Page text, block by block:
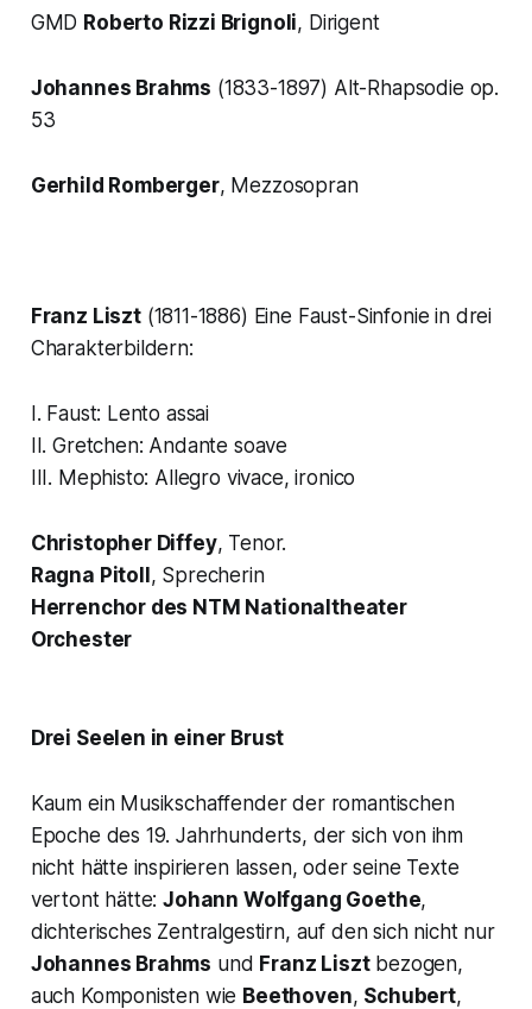
GMD Roberto Rizzi Brignoli, Dirigent
Johannes Brahms (1833-1897) Alt-Rhapsodie op.
53
Gerhild Romberger, Mezzosopran
Franz Liszt(1811-1886) Eine Faust-Sinfonie in drei
Charakterbildern:
I. Faust: Lento assai
II. Gretchen: Andante soave
III. Mephisto: Allegro vivace, ironico
Christopher Diffey, Tenor.
Ragna Pitoll, Sprecherin
Herrenchor des NTM Nationaltheater
Orchester
Drei Seelen in einer Brust
Kaum ein Musikschaffender der romantischen
Epoche des 19. Jahrhunderts, der sich von ihm
nicht hätte inspirieren lassen, oder seine Texte
vertont hätte:Johann Wolfgang Goethe,
dichterisches Zentralgestirn, auf den sich nicht nur
Johannes Brahms und Franz Lisztbezogen,
auch Komponisten wie Beethoven, Schubert,